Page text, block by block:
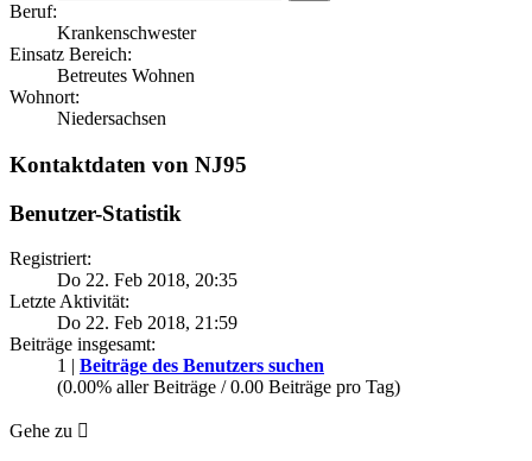
Beruf:
Krankenschwester
Einsatz Bereich:
Betreutes Wohnen
Wohnort:
Niedersachsen
Kontaktdaten von NJ95
Benutzer-Statistik
Registriert:
Do 22. Feb 2018, 20:35
Letzte Aktivität:
Do 22. Feb 2018, 21:59
Beiträge insgesamt:
1 | Beiträge des Benutzers suchen
(0.00% aller Beiträge / 0.00 Beiträge pro Tag)
Gehe zu